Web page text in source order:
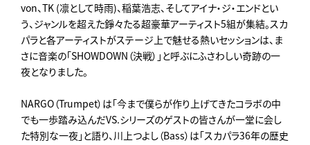
von、TK (凛として時雨)、稲葉浩志、そしてアイナ・ジ・エンドとい
う、ジャンルを超えた錚々たる超豪華アーティスト5組が集結。スカ
パラと各アーティストがステージ上で魅せる熱いセッションは、ま
さに音楽の「SHOWDOWN（決戦）」と呼ぶにふさわしい奇跡の一
夜となりました。
NARGO（Trumpet）は「今まで僕らが作り上げてきたコラボの中
でも一歩踏み込んだVS.シリーズのゲストの皆さんが一堂に会し
た特別な一夜」と語り、川上つよし（Bass）は「スカパラ36年の歴史